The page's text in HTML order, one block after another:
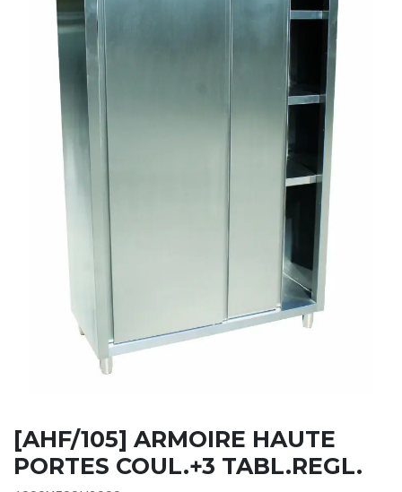
[AHF/105] ARMOIRE HAUTE
PORTES COUL.+3 TABL.REGL.